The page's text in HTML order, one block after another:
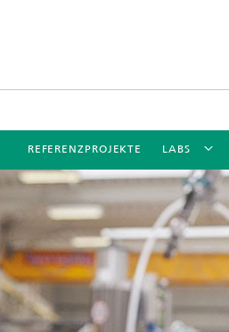
REFERENZPROJEKTE LABS